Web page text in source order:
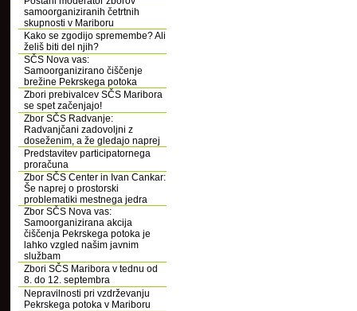
samoorganiziranih četrtnih
skupnosti v Mariboru
Kako se zgodijo spremembe? Ali
želiš biti del njih?
SČS Nova vas:
Samoorganizirano čiščenje
brežine Pekrskega potoka
Zbori prebivalcev SČS Maribora
se spet začenjajo!
Zbor SČS Radvanje:
Radvanjčani zadovoljni z
doseženim, a že gledajo naprej
Predstavitev participatornega
proračuna
Zbor SČS Center in Ivan Cankar:
Še naprej o prostorski
problematiki mestnega jedra
Zbor SČS Nova vas:
Samoorganizirana akcija
čiščenja Pekrskega potoka je
lahko vzgled našim javnim
službam
Zbori SČS Maribora v tednu od
8. do 12. septembra
Nepravilnosti pri vzdrževanju
Pekrskega potoka v Mariboru